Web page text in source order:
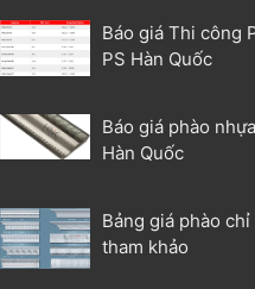
Báo giá Thi công
PS Hàn Quốc
Báo giá phào
Hàn Quốc
Bảng giá phào
tham khảo